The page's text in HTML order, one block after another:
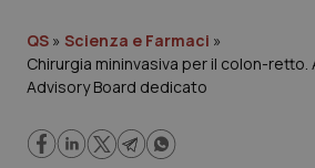
Governo e Parlamento
Regioni e Asl
QS » Scienza e Farmaci »
Chirurgia mininvasiva per il colon-retto.
Advisory Board dedicato